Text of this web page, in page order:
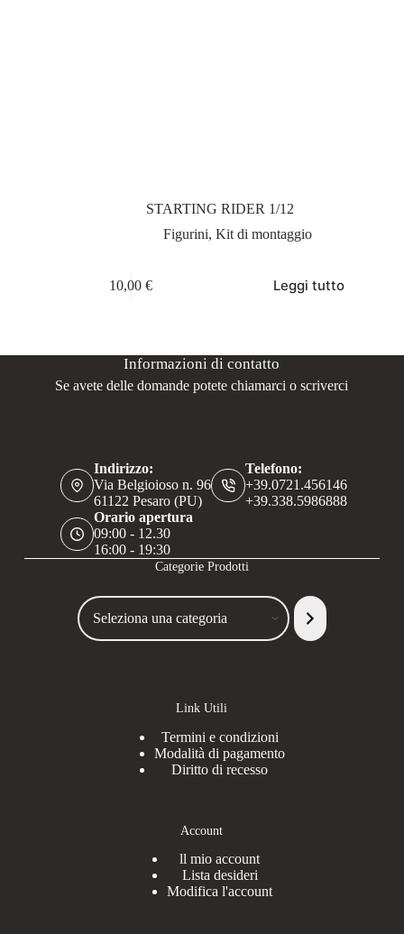
STARTING RIDER 1/12
Figurini,Kit di montaggio
10,00€ Leggi tutto
Informazioni di contatto
Se avete delle domande potete chiamarci o scriverci
Indirizzo:
Via Belgioioso n. 96
61122 Pesaro (PU)
Telefono:
+39.0721.456146
+39.338.5986888
Orario apertura
09:00 - 12.30
16:00 - 19:30
Categorie Prodotti
Seleziona
una
categoria
Link Utili
Termini e condizioni
Modalità di pagamento
Diritto di recesso
Account
ll mio account
Lista desideri
Modifica l'account